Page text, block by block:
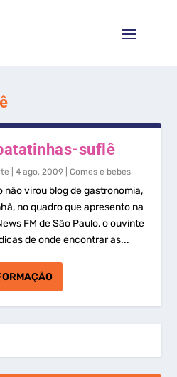
suflê
|4 ago, 2009 |Comes e bebes
não virou blog de gastronomia,
no quadro que apresento na
FM de São Paulo, o ouvinte
de onde encontrar as...